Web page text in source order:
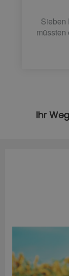
Sieben
müssten
Ihr